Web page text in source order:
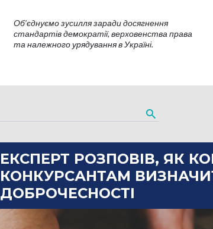
Об’єднуємо зусилля заради досягнення
стандартів демократії, верховенства права
та належного урядування в Україні.
ЕКСПЕРТ РОЗПОВІВ, ЯК
КОНКУРСАНТАМ
ДОБРОЧЕСНОСТІ